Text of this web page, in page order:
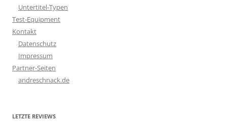
Untertitel-Typen
Test-Equipment
Kontakt
Datenschutz
Impressum
Partner-Seiten
andreschnack.de
LETZTE REVIEWS